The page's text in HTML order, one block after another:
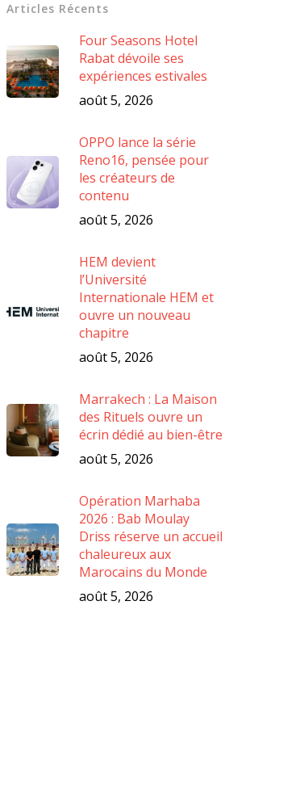
Articles Récents
Four Seasons Hotel
Rabat dévoile ses
expériences estivales
août 5, 2026
OPPO lance la série
Reno16, pensée pour
les créateurs de
contenu
août 5, 2026
HEM devient
l’Université
Internationale HEM et
ouvre un nouveau
chapitre
août 5, 2026
Marrakech : La Maison
des Rituels ouvre un
écrin dédié au bien-être
août 5, 2026
Opération Marhaba
2026 : Bab Moulay
Driss réserve un accueil
chaleureux aux
Marocains du Monde
août 5, 2026